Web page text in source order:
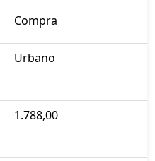
Compra
Urbano
1.788,00